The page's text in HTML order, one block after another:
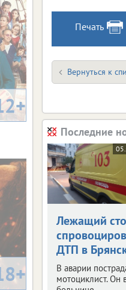
Печать
Вернуться к
Последние
Лежащий
ДТП в
В аварии
мотоциклист. Он